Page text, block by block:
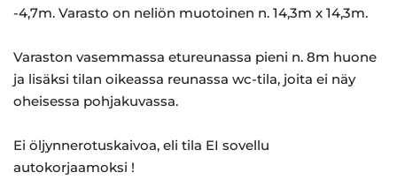
-4,7m. Varasto on neliön muotoinen n. 14,3m x 14,3m.
Varaston vasemmassa etureunassa pieni n. 8m huone
ja lisäksi tilan oikeassa reunassa wc-tila, joita ei näy
oheisessa pohjakuvassa.
Ei öljynnerotuskaivoa, eli tila EI sovellu
autokorjaamoksi !